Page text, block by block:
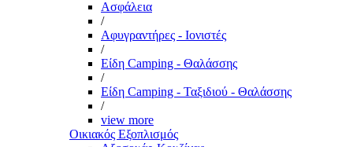
Ασφάλεια
/
Αφυγραντήρες - Ιονιστές
/
Είδη Camping - Θαλάσσης
/
Είδη Camping - Ταξιδιού - Θαλάσσης
/
view more
Οικιακός Εξοπλισμός